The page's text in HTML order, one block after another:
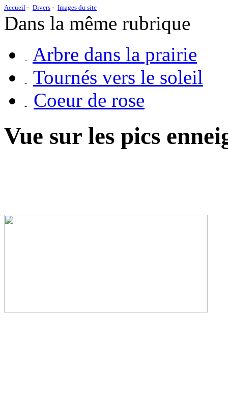
Accueil Divers Images du site
Dans la même rubrique
Arbre dans la prairie
Tournés vers le soleil
Coeur de rose
Vue sur les pics